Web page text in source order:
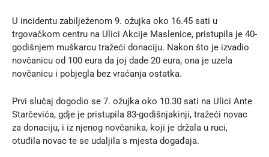
U incidentu zabilježenom 9. ožujka oko 16.45 sati u
trgovačkom centru na Ulici Akcije Maslenice, pristupila je 40-
godišnjem muškarcu tražeći donaciju. Nakon što je izvadio
novčanicu od 100 eura da joj dade 20 eura, ona je uzela
novčanicu i pobjegla bez vraćanja ostatka.
Prvi slučaj dogodio se 7. ožujka oko 10.30 sati na Ulici Ante
Starčevića, gdje je pristupila 83-godišnjakinji, tražeći novac
za donaciju, i iz njenog novčanika, koji je držala u ruci,
otuđila novac te se udaljila s mjesta događaja.